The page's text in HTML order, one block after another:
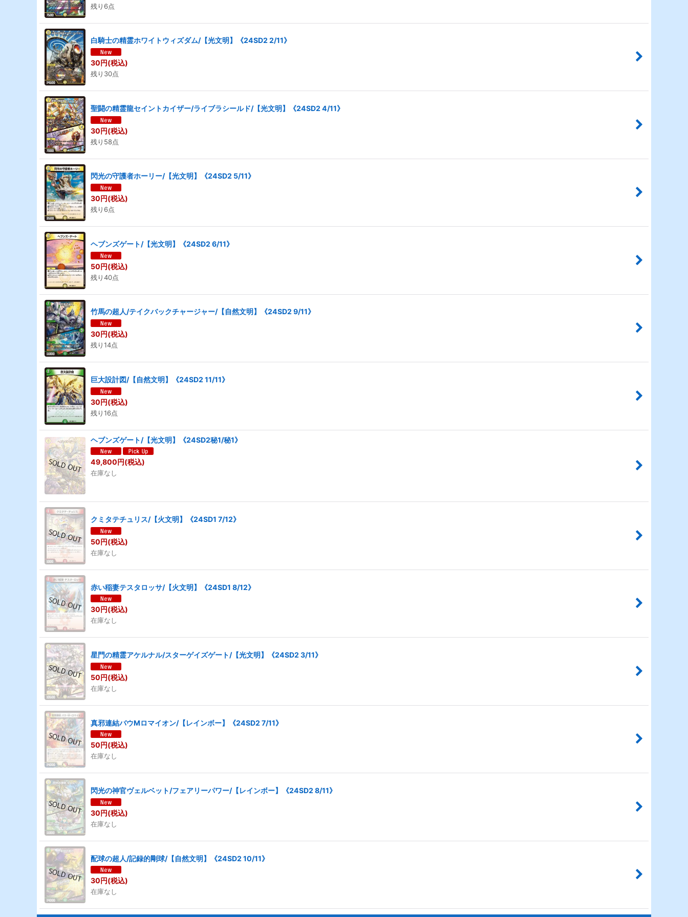
残り6点
白騎士の精霊ホワイトウィズダム/【光文明】《24SD2 2/11》
30円(税込)
残り30点
聖闘の精霊龍セイントカイザー/ライブラシールド/【光文明】《24SD2 4/11》
30円(税込)
残り58点
閃光の守護者ホーリー/【光文明】《24SD2 5/11》
30円(税込)
残り6点
ヘブンズゲート/【光文明】《24SD2 6/11》
50円(税込)
残り40点
竹馬の超人/テイクバックチャージャー/【自然文明】《24SD2 9/11》
30円(税込)
残り14点
巨大設計図/【自然文明】《24SD2 11/11》
30円(税込)
残り16点
ヘブンズゲート/【光文明】《24SD2秘1/秘1》
49,800円(税込)
在庫なし
クミタテチュリス/【火文明】《24SD1 7/12》
50円(税込)
在庫なし
赤い稲妻テスタロッサ/【火文明】《24SD1 8/12》
30円(税込)
在庫なし
星門の精霊アケルナル/スターゲイズゲート/【光文明】《24SD2 3/11》
50円(税込)
在庫なし
真邪連結バウMロマイオン/【レインボー】《24SD2 7/11》
50円(税込)
在庫なし
閃光の神官ヴェルベット/フェアリーパワー/【レインボー】《24SD2 8/11》
30円(税込)
在庫なし
配球の超人/記録的剛球/【自然文明】《24SD2 10/11》
30円(税込)
在庫なし